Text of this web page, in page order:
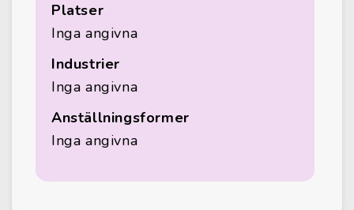
Platser
Inga angivna
Industrier
Inga angivna
Anställningsformer
Inga angivna